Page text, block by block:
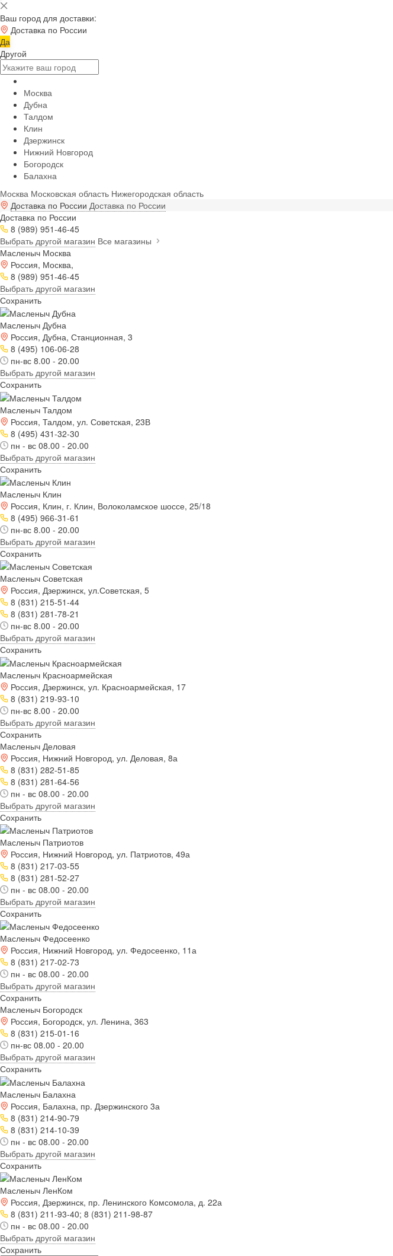
Ваш город для доставки:
Доставка по России
Да
Другой
Москва
Дубна
Талдом
Клин
Дзержинск
Нижний Новгород
Богородск
Балахна
Москва Московская область Нижегородская область
Доставка по России Доставка по России
Доставка по России
8 (989) 951-46-45
Выбрать другой магазин Все магазины
Масленыч Москва
Россия, Москва,
8 (989) 951-46-45
Выбрать другой магазин
Сохранить
Масленыч Дубна
Россия, Дубна, Станционная, 3
8 (495) 106-06-28
пн-вс 8.00 - 20.00
Выбрать другой магазин
Сохранить
Масленыч Талдом
Россия, Талдом, ул. Советская, 23В
8 (495) 431-32-30
пн - вс 08.00 - 20.00
Выбрать другой магазин
Сохранить
Масленыч Клин
Россия, Клин, г. Клин, Волоколамское шоссе, 25/18
8 (495) 966-31-61
пн-вс 8.00 - 20.00
Выбрать другой магазин
Сохранить
Масленыч Советская
Россия, Дзержинск, ул.Советская, 5
8 (831) 215-51-44
8 (831) 281-78-21
пн-вс 8.00 - 20.00
Выбрать другой магазин
Сохранить
Масленыч Красноармейская
Россия, Дзержинск, ул. Красноармейская, 17
8 (831) 219-93-10
пн-вс 8.00 - 20.00
Выбрать другой магазин
Сохранить
Масленыч Деловая
Россия, Нижний Новгород, ул. Деловая, 8а
8 (831) 282-51-85
8 (831) 281-64-56
пн - вс 08.00 - 20.00
Выбрать другой магазин
Сохранить
Масленыч Патриотов
Россия, Нижний Новгород, ул. Патриотов, 49а
8 (831) 217-03-55
8 (831) 281-52-27
пн - вс 08.00 - 20.00
Выбрать другой магазин
Сохранить
Масленыч Федосеенко
Россия, Нижний Новгород, ул. Федосеенко, 11а
8 (831) 217-02-73
пн - вс 08.00 - 20.00
Выбрать другой магазин
Сохранить
Масленыч Богородск
Россия, Богородск, ул. Ленина, 363
8 (831) 215-01-16
пн-вс 08.00 - 20.00
Выбрать другой магазин
Сохранить
Масленыч Балахна
Россия, Балахна, пр. Дзержинского 3а
8 (831) 214-90-79
8 (831) 214-10-39
пн - вс 08.00 - 20.00
Выбрать другой магазин
Сохранить
Масленыч ЛенКом
Россия, Дзержинск, пр. Ленинского Комсомола, д. 22а
8 (831) 211-93-40; 8 (831) 211-98-87
пн - вс 08.00 - 20.00
Выбрать другой магазин
Сохранить